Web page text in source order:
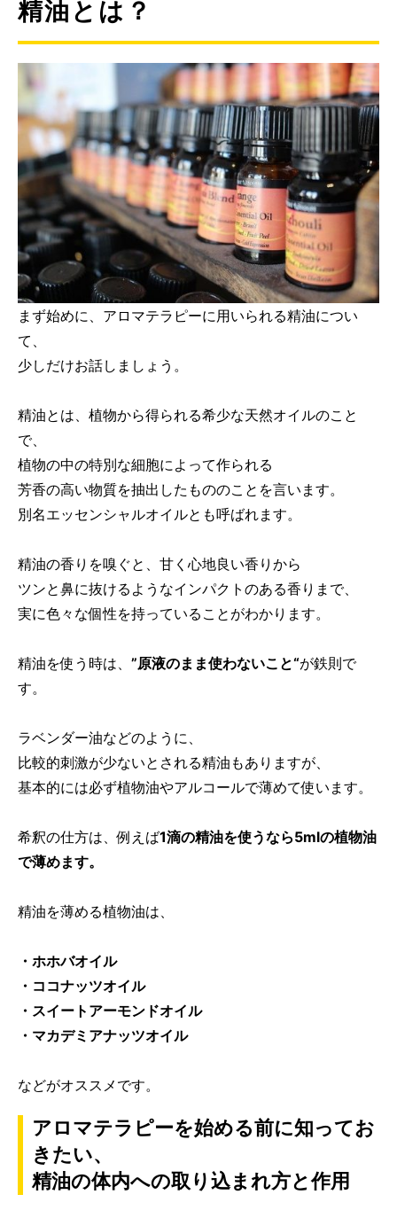
精油とは？
まず始めに、アロマテラピーに用いられる精油につい
て、
少しだけお話しましょう。
精油とは、植物から得られる希少な天然オイルのこと
で、
植物の中の特別な細胞によって作られる
芳香の高い物質を抽出したもののことを言います。
別名エッセンシャルオイルとも呼ばれます。
精油の香りを嗅ぐと、甘く心地良い香りから
ツンと鼻に抜けるようなインパクトのある香りまで、
実に色々な個性を持っていることがわかります。
精油を使う時は、 ”原液のまま使わないこと“が鉄則で
す。
ラベンダー油などのように、
比較的刺激が少ないとされる精油もありますが、
基本的には必ず植物油やアルコールで薄めて使います。
希釈の仕方は、例えば1滴の精油を使うなら5mlの植物油
で薄めます。
精油を薄める植物油は、
・ホホバオイル
・ココナッツオイル
・スイートアーモンドオイル
・マカデミアナッツオイル
などがオススメです。
アロマテラピーを始める前に知ってお
きたい、
精油の体内への取り込まれ方と作用